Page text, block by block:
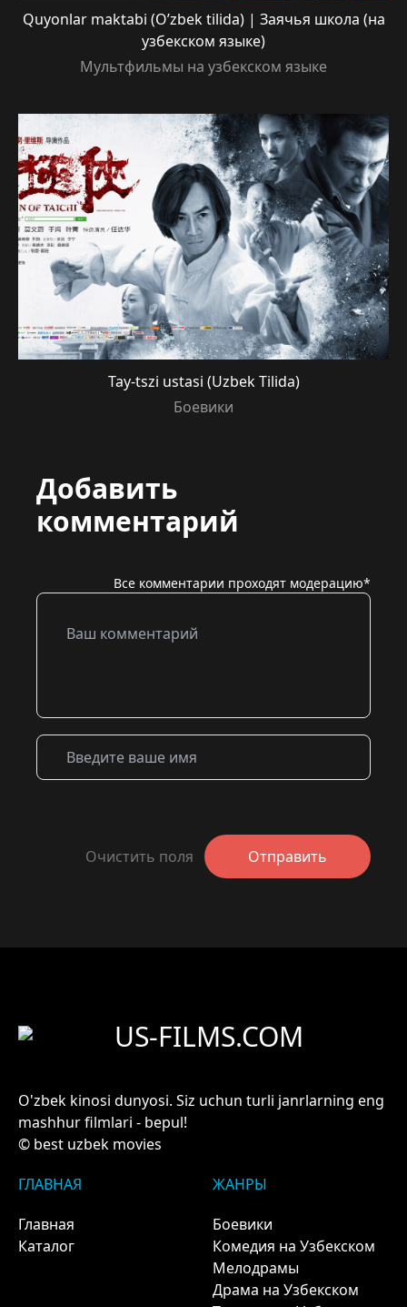
Quyonlar maktabi (O’zbek tilida) | Заячья школа (на
узбекском языке)
Мультфильмы на узбекском языке
Tay-tszi ustasi (Uzbek Tilida)
Боевики
Добавить
комментарий
Все комментарии проходят модерацию*
Очистить поля Отправить
US-FILMS.COM
O'zbek kinosi dunyosi. Siz uchun turli janrlarning eng
mashhur filmlari - bepul!
© best uzbek movies
ГЛАВНАЯ
Главная
Каталог
ЖАНРЫ
Боевики
Комедия на Узбекском
Мелодрамы
Драма на Узбекском